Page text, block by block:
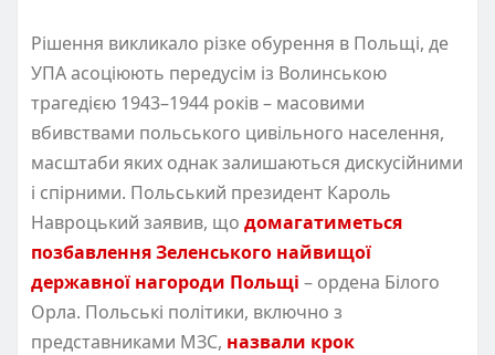
Рішення викликало різке обурення в Польщі, де
УПА асоціюють передусім із Волинською
трагедією 1943–1944 років – масовими
вбивствами польського цивільного населення,
масштаби яких однак залишаються дискусійними
і спірними. Польський президент Кароль
Навроцький заявив, що домагатиметься
позбавлення Зеленського найвищої
державної нагороди Польщі – ордена Білого
Орла. Польські політики, включно з
представниками МЗС, назвали крок